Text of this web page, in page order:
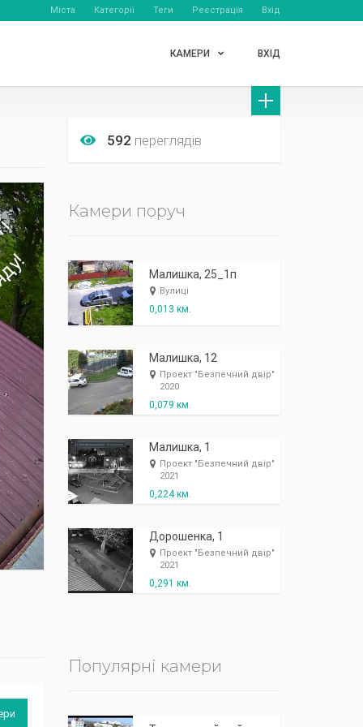
Міста Категорії Теги Реєстрація Вхід
КАМЕРИ ВХІД
592 переглядів
Камери поруч
Малишка, 25_1п
Вулиці
0,013 км.
Малишка, 12
Проект "Безпечний двір"
2020
0,079 км.
Малишка, 1
Проект "Безпечний двір"
2021
0,224 км.
Дорошенка, 1
Проект "Безпечний двір"
2021
0,291 км.
Популярні камери